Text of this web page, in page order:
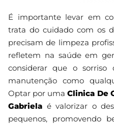
É importante levar em
trata do cuidado com os
precisam de limpeza
refletem na saúde em
considerar que o sorriso
manutenção como
Optar por umaClinica De
Gabriela é valorizar o
pequenos, promovendo